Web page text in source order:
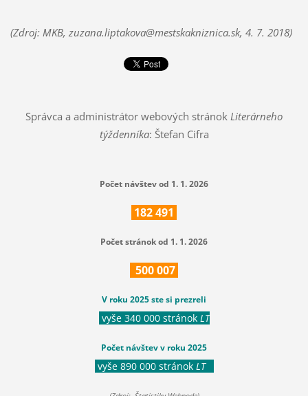
(Zdroj: MKB, zuzana.liptakova@mestskakniznica.sk, 4. 7. 2018)
Správca a administrátor webových stránok Literárneho
týždenníka: Štefan Cifra
Počet návštev od 1. 1. 2026
182491
Počet stránok od 1. 1. 2026
500007
V roku 2025 ste si prezreli
vyše 340 000 stránok LT
Počet návštev v roku 2025
vyše 890 000 stránok LT